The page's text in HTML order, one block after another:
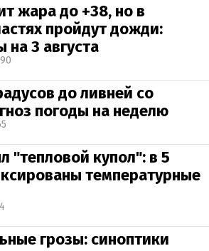
жара до +38, но в
пройдут дожди:
на 3 августа
до ливней со
погоды на неделю
"тепловой купол": в 5
температурные
грозы: синоптики